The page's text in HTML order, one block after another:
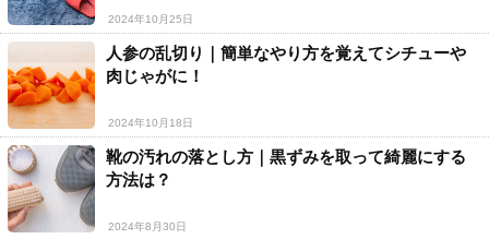
2024年10月25日
人参の乱切り｜簡単なやり方を覚えてシチューや
肉じゃがに！
2024年10月18日
靴の汚れの落とし方｜黒ずみを取って綺麗にする
方法は？
2024年8月30日